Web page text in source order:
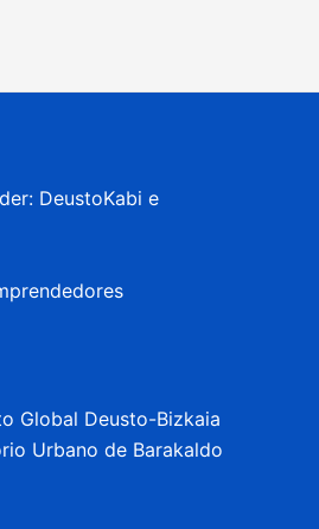
DeustoKabi e
Global Deusto-Bizkaia
Urbano de Barakaldo